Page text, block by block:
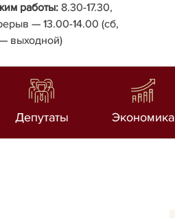
работы: 8.30-17.30,
— 13.00-14.00 (сб,
выходной)
Депутаты Экономика